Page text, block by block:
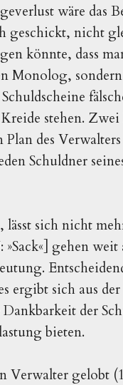
wäre das
geschickt, nicht
könnte, dass
Monolog,
stehen. Zwei
Plan des
Schuldner
sich nicht
gehen
ergibt sich aus
der
bieten.
Verwalter gelobt